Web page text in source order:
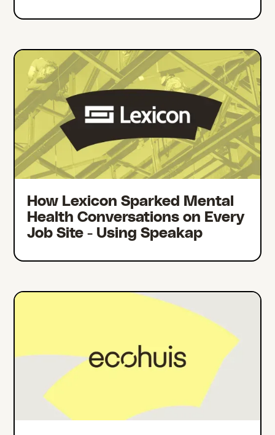
How Lexicon Sparked Mental
Health Conversations on Every
Job Site - Using Speakap